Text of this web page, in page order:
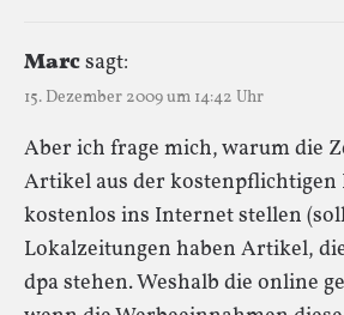
Marcsagt:
15. Dezember 2009 um 14:42 Uhr
Aber ich frage mich, warum die
Artikel aus der kostenpflichtigen
kostenlos ins Internet stellen
Lokalzeitungen haben Artikel,
dpa stehen. Weshalb die online